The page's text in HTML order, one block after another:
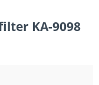
KA-9098